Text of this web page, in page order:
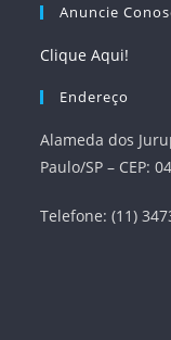
Anuncie
Clique Aqui!
Endereço
Alameda dos
Paulo/SP – CEP:
Telefone: (11)